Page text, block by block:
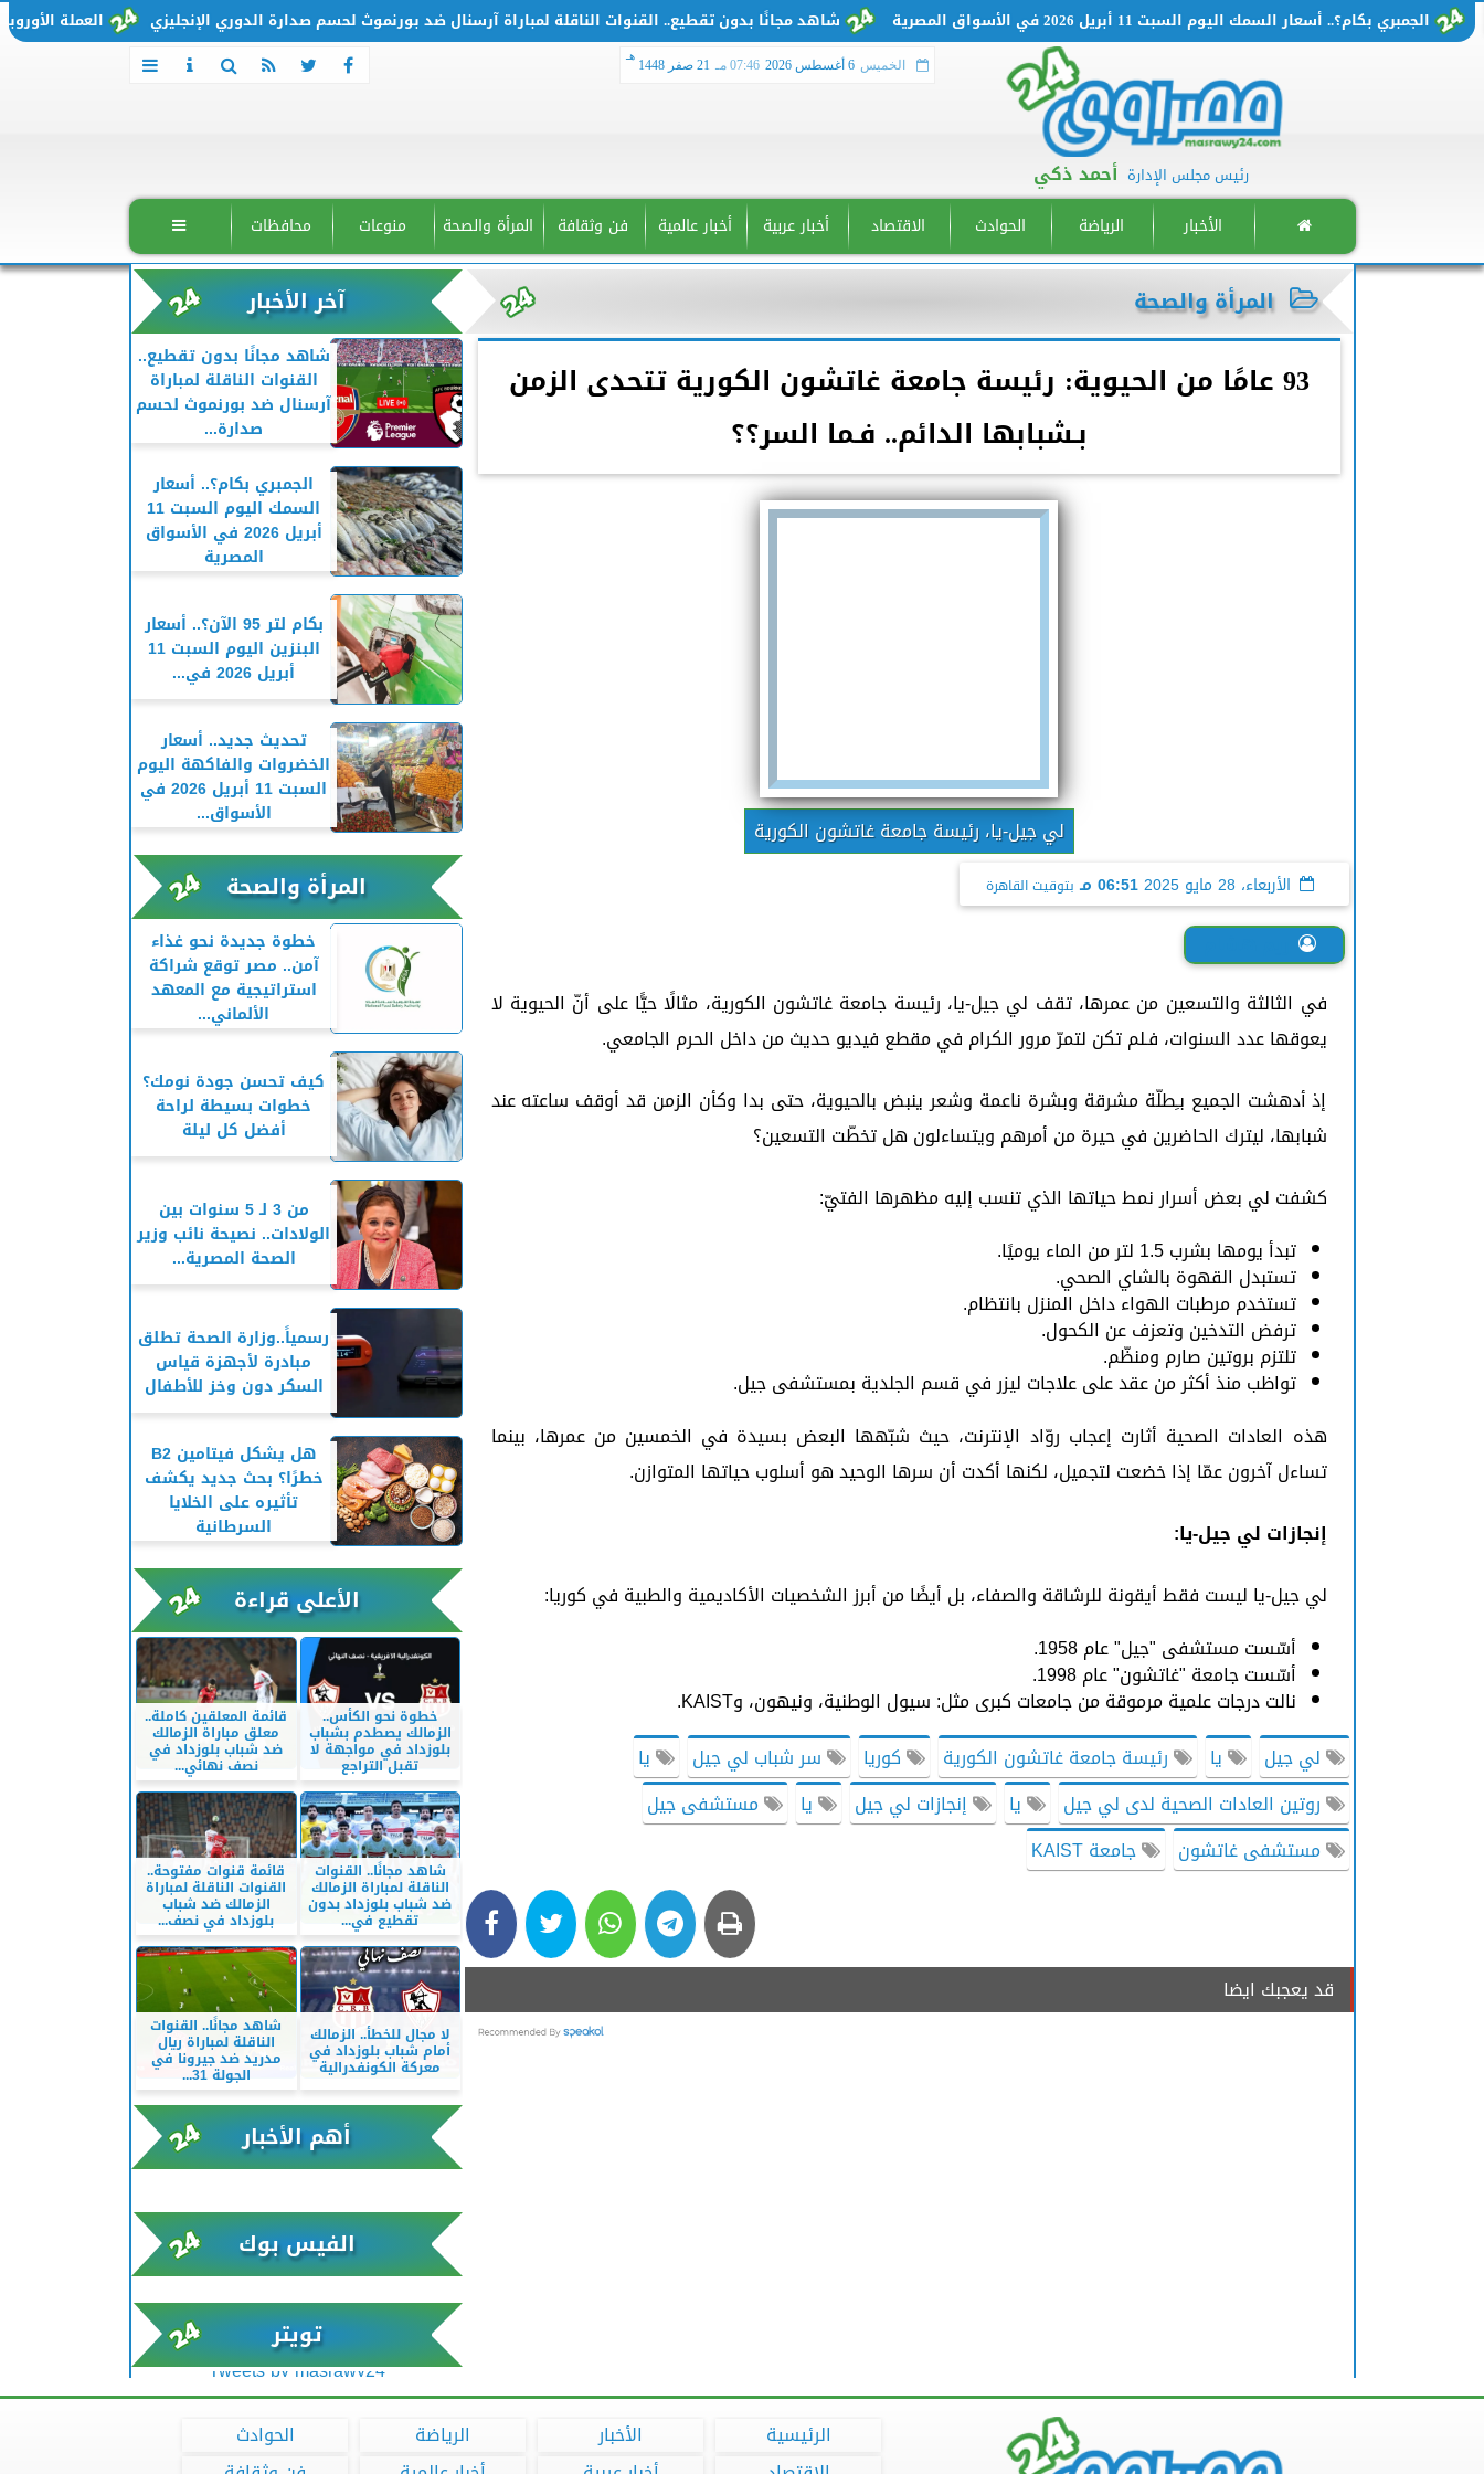
العملة الأوروبية تتحرك من شاهد مجانًا بدون تقطيع.. القنوات الناقلة لمباراة آرسنال ضد بورنموث لحسم صدارة الدوري الإنجليزي الجمبري بكام؟.. أسعار السمك اليوم السبت 11 أبريل 2026 في الأسواق المصرية
رئيس مجلس الإدارة أحمد ذكي
الخميس 6 أغسطس 2026 07:46 مـ 21 صفر 1448
هـ
الأخبار الرياضة الحوادث الاقتصاد أخبار عربية أخبار عالمية فن وثقافة المرأة والصحة منوعات محافظات 
المرأة والصحة
93 عامًا من الحيوية: رئيسة جامعة غاتشون الكورية تتحدى الزمن
بـشبابها الدائم.. فـما السر؟؟
لي جيل-يا، رئيسة جامعة غاتشون الكورية
الأربعاء، 28 مايو 2025 06:51 مـ بتوقيت القاهرة
في الثالثة والتسعين من عمرها، تقف لي جيل-يا، رئيسة جامعة غاتشون الكورية، مثالًا حيًّا على أنّ الحيوية لا
يعوقها عدد السنوات، فـلم تكن لتمرّ مرور الكرام في مقطع فيديو حديث من داخل الحرم الجامعي.
إذ أدهشت الجميع بـِطلّة مشرقة وبشرة ناعمة وشعر ينبض بالحيوية، حتى بدا وكأن الزمن قد أوقف ساعته عند
شبابها، ليترك الحاضرين في حيرة من أمرهم ويتساءلون هل تخطّت التسعين؟
كشفت لي بعض أسرار نمط حياتها الذي تنسب إليه مظهرها الفتيّ:
تبدأ يومها بشرب 1.5 لتر من الماء يوميًا.
تستبدل القهوة بالشاي الصحي.
تستخدم مرطبات الهواء داخل المنزل بانتظام.
ترفض التدخين وتعزف عن الكحول.
تلتزم بروتين صارم ومنظّم.
تواظب منذ أكثر من عقد على علاجات ليزر في قسم الجلدية بمستشفى جيل.
هذه العادات الصحية أثارت إعجاب روّاد الإنترنت، حيث شبّهها البعض بسيدة في الخمسين من عمرها، بينما
تساءل آخرون عمّا إذا خضعت لتجميل، لكنها أكدت أن سرها الوحيد هو أسلوب حياتها المتوازن.
إنجازات لي جيل-يا:
لي جيل-يا ليست فقط أيقونة للرشاقة والصفاء، بل أيضًا من أبرز الشخصيات الأكاديمية والطبية في كوريا:
أسّست مستشفى "جيل" عام 1958.
أسّست جامعة "غاتشون" عام 1998.
نالت درجات علمية مرموقة من جامعات كبرى مثل: سيول الوطنية، ونيهون، وKAIST.
لي جيل
يا رئيسة جامعة غاتشون الكورية كوريا سر شباب لي جيل
يا
روتين العادات الصحية لدى لي جيل
يا إنجازات لي جيل يا
مستشفى جيل
مستشفى غاتشون
جامعة KAIST
قد يعجبك ايضا
آخر الأخبار
شاهد مجانًا بدون تقطيع..
القنوات الناقلة لمباراة
آرسنال ضد بورنموث لحسم
صدارة...
الجمبري بكام؟.. أسعار
السمك اليوم السبت 11
أبريل 2026 في الأسواق
المصرية
بكام لتر 95 الآن؟.. أسعار
البنزين اليوم السبت 11
أبريل 2026 في...
تحديث جديد.. أسعار
الخضروات والفاكهة اليوم
السبت 11 أبريل 2026 في
الأسواق...
المرأة والصحة
خطوة جديدة نحو غذاء
آمن.. مصر توقع شراكة
استراتيجية مع المعهد
الألماني...
كيف تحسن جودة نومك؟
خطوات بسيطة لراحة
أفضل كل ليلة
من 3 لـ 5 سنوات بين
الولادات.. نصيحة نائب وزير
الصحة المصرية...
رسمياً..وزارة الصحة تطلق
مبادرة لأجهزة قياس
السكر دون وخز للأطفال
هل يشكل فيتامين B2
خطرًا؟ بحث جديد يكشف
تأثيره على الخلايا
السرطانية
الأعلى قراءة
خطوة نحو الكأس..
الزمالك يصطدم بشباب
بلوزداد في مواجهة لا
تقبل التراجع
قائمة المعلقين كاملة..
معلق مباراة الزمالك
ضد شباب بلوزداد في
نصف نهائي...
شاهد مجانًا.. القنوات
الناقلة لمباراة الزمالك
ضد شباب بلوزداد بدون
تقطيع في...
قائمة قنوات مفتوحة..
القنوات الناقلة لمباراة
الزمالك ضد شباب
بلوزداد في نصف...
لا مجال للخطأ.. الزمالك
أمام شباب بلوزداد في
معركة الكونفدرالية
شاهد مجانًا.. القنوات
الناقلة لمباراة ريال
مدريد ضد جيرونا في
الجولة 31...
أهم الأخبار
الفيس بوك
تويتر
Tweets by masrawy24
الرئيسية
الأخبار الرياضة
الحوادث